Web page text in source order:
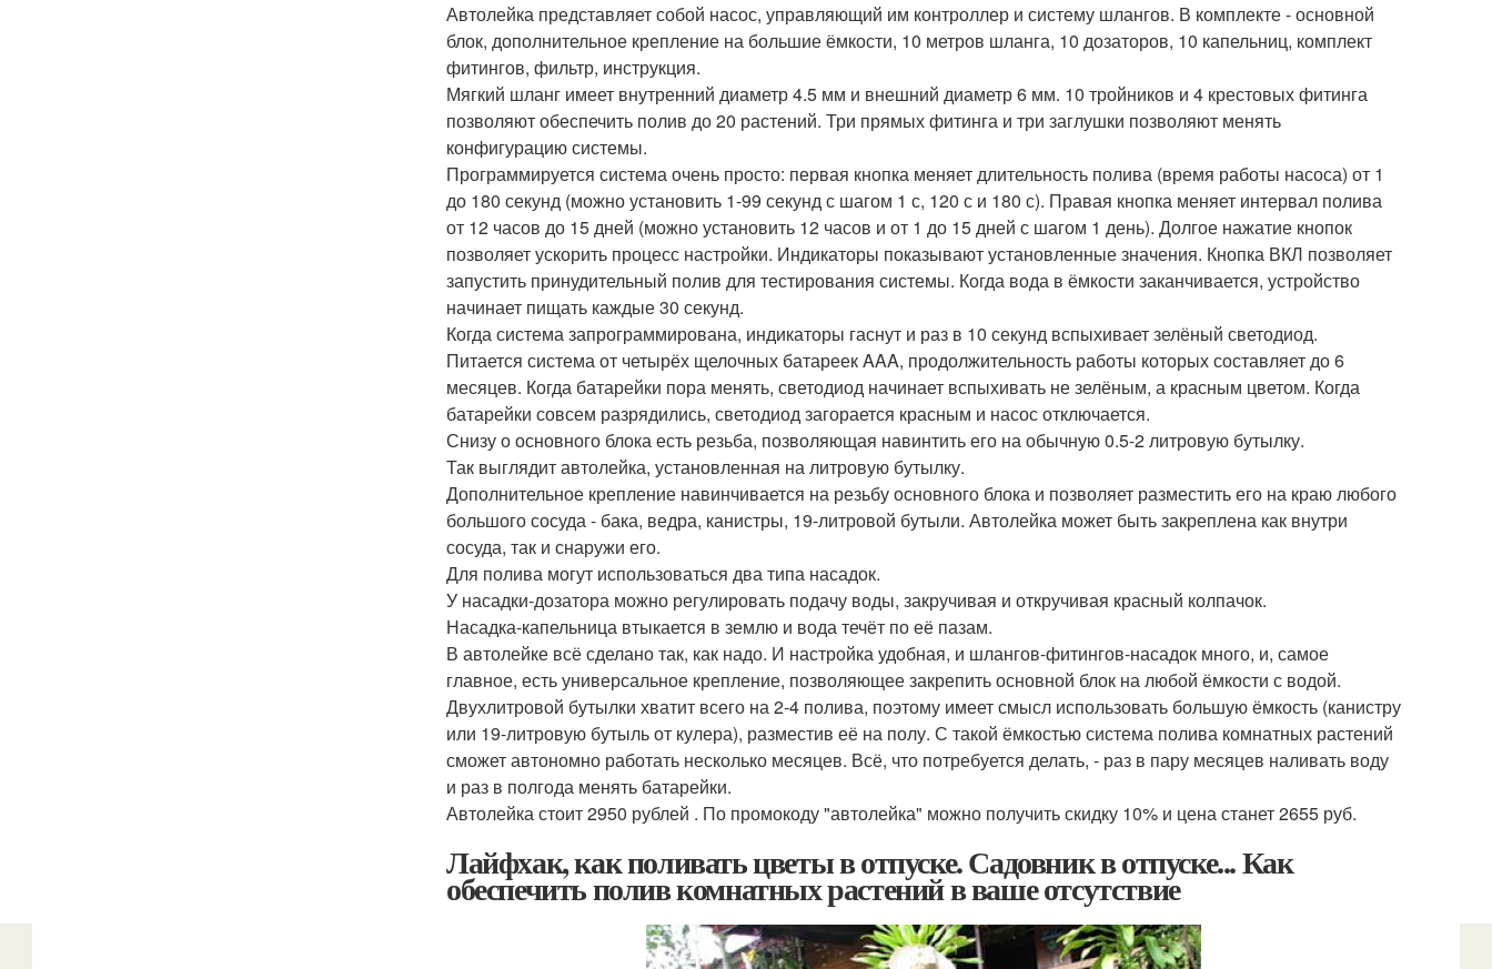
Автолейка представляет собой насос, управляющий им контроллер и систему шлангов. В комплекте - основной
блок, дополнительное крепление на большие ёмкости, 10 метров шланга, 10 дозаторов, 10 капельниц, комплект
фитингов, фильтр, инструкция.
Мягкий шланг имеет внутренний диаметр 4.5 мм и внешний диаметр 6 мм. 10 тройников и 4 крестовых фитинга
позволяют обеспечить полив до 20 растений. Три прямых фитинга и три заглушки позволяют менять
конфигурацию системы.
Программируется система очень просто: первая кнопка меняет длительность полива (время работы насоса) от 1
до 180 секунд (можно установить 1-99 секунд с шагом 1 с, 120 с и 180 с). Правая кнопка меняет интервал полива
от 12 часов до 15 дней (можно установить 12 часов и от 1 до 15 дней с шагом 1 день). Долгое нажатие кнопок
позволяет ускорить процесс настройки. Индикаторы показывают установленные значения. Кнопка ВКЛ позволяет
запустить принудительный полив для тестирования системы. Когда вода в ёмкости заканчивается, устройство
начинает пищать каждые 30 секунд.
Когда система запрограммирована, индикаторы гаснут и раз в 10 секунд вспыхивает зелёный светодиод.
Питается система от четырёх щелочных батареек AAA, продолжительность работы которых составляет до 6
месяцев. Когда батарейки пора менять, светодиод начинает вспыхивать не зелёным, а красным цветом. Когда
батарейки совсем разрядились, светодиод загорается красным и насос отключается.
Снизу о основного блока есть резьба, позволяющая навинтить его на обычную 0.5-2 литровую бутылку.
Так выглядит автолейка, установленная на литровую бутылку.
Дополнительное крепление навинчивается на резьбу основного блока и позволяет разместить его на краю любого
большого сосуда - бака, ведра, канистры, 19-литровой бутыли. Автолейка может быть закреплена как внутри
сосуда, так и снаружи его.
Для полива могут использоваться два типа насадок.
У насадки-дозатора можно регулировать подачу воды, закручивая и откручивая красный колпачок.
Насадка-капельница втыкается в землю и вода течёт по её пазам.
В автолейке всё сделано так, как надо. И настройка удобная, и шлангов-фитингов-насадок много, и, самое
главное, есть универсальное крепление, позволяющее закрепить основной блок на любой ёмкости с водой.
Двухлитровой бутылки хватит всего на 2-4 полива, поэтому имеет смысл использовать большую ёмкость (канистру
или 19-литровую бутыль от кулера), разместив её на полу. С такой ёмкостью система полива комнатных растений
сможет автономно работать несколько месяцев. Всё, что потребуется делать, - раз в пару месяцев наливать воду
и раз в полгода менять батарейки.
Автолейка стоит 2950 рублей . По промокоду "автолейка" можно получить скидку 10% и цена станет 2655 руб.
Лайфхак, как поливать цветы в отпуске. Садовник в отпуске... Как
обеспечить полив комнатных растений в ваше отсутствие